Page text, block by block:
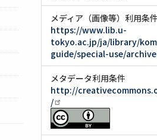
メディア（画像等）利用条件
https://www.lib.u-
tokyo.ac.jp/ja/library/
guide/special-use/
メタデータ利用条件
http://
/